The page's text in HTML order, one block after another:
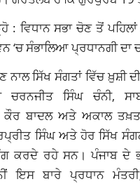
: ਵਿਧਾਨ ਸਭਾ ਚੋਣ ਤੋਂ
‘ਚ ਸੰਭਾਲਿਆ ਪ੍ਰਧਾਨਗੀ ਦਾ
ਨਾਲ ਸਿੱਖ ਸੰਗਤਾਂ ਵਿੱਚ ਖ਼ੁਸ਼ੀ
ਚਰਨਜੀਤ ਸਿੰਘ ਚੰਨੀ,
ਕੌਰ ਬਾਦਲ ਅਤੇ ਅਕਾਲ ਤਖ਼ਤ
ਸਿੰਘ ਅਤੇ ਹੋਰ ਸਿੱਖ
ਕਰਦੇ ਰਹੇ ਸਨ। ਪੰਜਾਬ ਦੇ
ਇਸ ਬਾਰੇ ਪ੍ਰਧਾਨ